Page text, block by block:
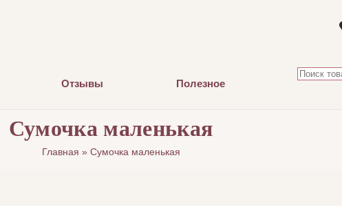
Отзывы Полезное
Поиск
Сумочка маленькая
Главная » Сумочка маленькая